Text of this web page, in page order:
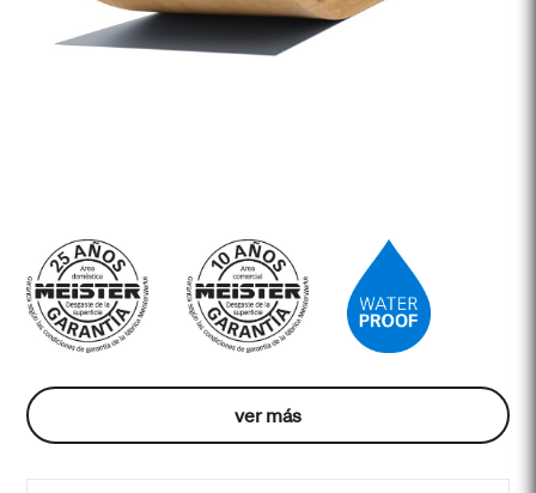
ver más